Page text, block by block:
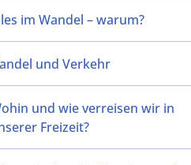
im Wandel – warum?
und Verkehr
und wie verreisen wir in
Freizeit?